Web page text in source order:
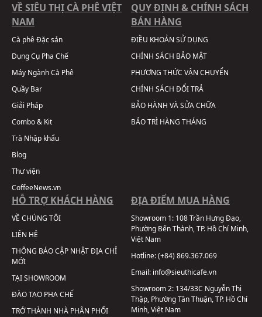
VỀ SIÊU THỊ CÀ PHÊ VIỆT
NAM
Cà phê Đặc sản
Dụng Cụ Pha Chế
Máy Ngành Cà Phê
Quầy Bar
Giải Pháp
Combo & Kit
Trà Nhập khẩu
Blog
Thư viện
CoffeeNews.vn
QUY ĐỊNH & CHÍNH SÁCH
BÁN HÀNG
ĐIỀU KHOẢN SỬ DỤNG
CHÍNH SÁCH BẢO MẬT
PHƯƠNG THỨC VẬN CHUYỂN
CHÍNH SÁCH ĐỔI TRẢ
BẢO HÀNH VÀ SỬA CHỮA
BẢO TRÌ HÀNG THÁNG
HỖ TRỢ KHÁCH HÀNG
VỀ CHÚNG TÔI
LIÊN HỆ
THÔNG BÁO CẬP NHẬT ĐỊA CHỈ
MỚI
TẠI SHOWROOM
ĐÀO TẠO PHA CHẾ
TRỞ THÀNH NHÀ PHÂN PHỐI
ĐỊA ĐIỂM MUA HÀNG
Showroom 1: 108 Trần Hưng Đạo,
Phường Bến Thành, TP. Hồ Chí Minh,
Việt Nam
Hotline:(+84) 869.367.069
Email: info@sieuthicafe.vn
Showroom 2: 134/33C Nguyễn Thị
Thập, Phường Tân Thuận, TP. Hồ Chí
Minh, Việt Nam